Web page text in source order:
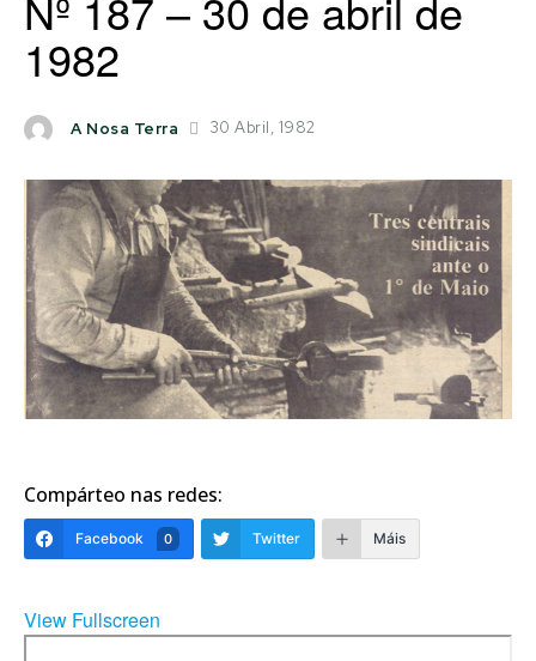
1982
A Nosa Terra 30 Abril, 1982
Compárteo nas redes:
Facebook 0 Twitter Máis
View Fullscreen